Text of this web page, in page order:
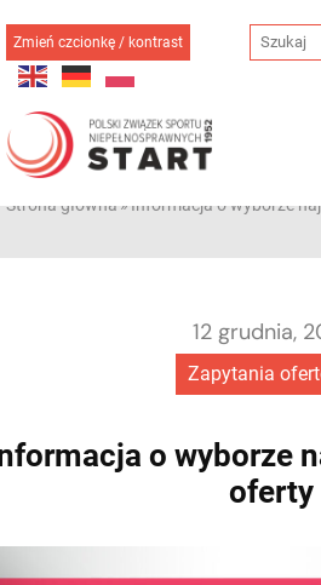
do
treści
Zmień czcionkę / kontrast
Strona główna»Informacja o wyborze
Zapytania
12 grudnia,
o wyborze
oferty